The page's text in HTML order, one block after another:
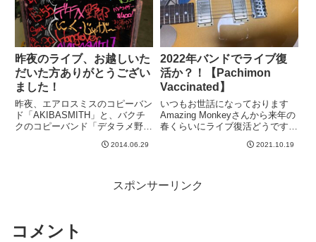
OKP...
昨夜のライブ、お越しいた
だいた方ありがとうござい
ました！
昨夜、エアロスミスのコピーバン
ド「AKIBASMITH」と、バクチ
クのコピーバンド「デタラメ野
いただきました。お越しいただい
ぶりにお会いできてうれしか...
2014.06.29
2022年バンドでライブ復
活か？！【Pachimon
Vaccinated】
いつもお世話になっております
Amazing Monkeyさんから来年の
春くらいにライブ復活どうです
月くらいというのはなかなかちょ
ンバーもみなさんそれく...
2021.10.19
スポンサーリンク
コメント